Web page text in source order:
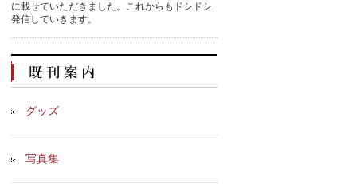
に載せていただきました。これからもドシドシ
発信していきます。
グッズ
写真集